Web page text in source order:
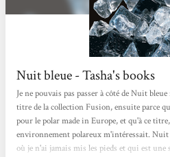
Nuit bleue - Tasha's books
Je ne pouvais pas passer à côté de Nuit
titre de la collection Fusion, ensuite parce
pour le polar made in Europe, et qu'à ce
environnement polareux m'intéressait. Nuit
où je n'ai jamais mis les pieds et qui est